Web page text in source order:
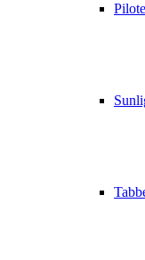
Pilote